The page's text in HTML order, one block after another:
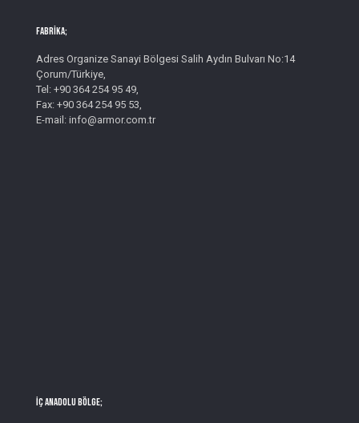
Fabrika;
Adres Organize Sanayi Bölgesi Salih Aydın Bulvarı No:14
Çorum/Türkiye,
Tel: +90 364 254 95 49,
Fax: +90 364 254 95 53,
E-mail: info@armor.com.tr
İç Anadolu Bölge;